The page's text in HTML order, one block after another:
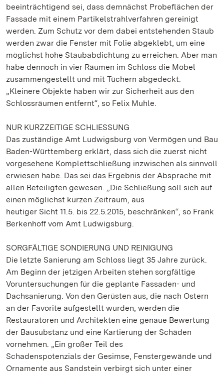
beeinträchtigend sei, dass demnächst Probeflächen der
Fassade mit einem Partikelstrahlverfahren gereinigt
werden. Zum Schutz vor dem dabei entstehenden Staub
werden zwar die Fenster mit Folie abgeklebt, um eine
möglichst hohe Staubabdichtung zu erreichen. Aber man
habe dennoch in vier Räumen im Schloss die Möbel
zusammengestellt und mit Tüchern abgedeckt.
„Kleinere Objekte haben wir zur Sicherheit aus den
Schlossräumen entfernt“, so Felix Muhle.
NUR KURZZEITIGE SCHLIESSUNG
Das zuständige Amt Ludwigsburg von Vermögen und Bau
Baden-Württemberg erklärt, dass sich die zuerst nicht
vorgesehene Komplettschließung inzwischen als sinnvoll
erwiesen habe. Das sei das Ergebnis der Absprache mit
allen Beteiligten gewesen. „Die Schließung soll sich auf
einen möglichst kurzen Zeitraum, aus
heutiger Sicht 11.5. bis 22.5.2015, beschränken“, so Frank
Berkenhoff vom Amt Ludwigsburg.
SORGFÄLTIGE SONDIERUNG UND REINIGUNG
Die letzte Sanierung am Schloss liegt 35 Jahre zurück.
Am Beginn der jetzigen Arbeiten stehen sorgfältige
Voruntersuchungen für die geplante Fassaden- und
Dachsanierung. Von den Gerüsten aus, die nach Ostern
an der Favorite aufgestellt wurden, werden die
Restauratoren und Architekten eine genaue Bewertung
der Bausubstanz und eine Kartierung der Schäden
vornehmen. „Ein großer Teil des
Schadenspotenzials der Gesimse, Fenstergewände und
Ornamente aus Sandstein verbirgt sich unter einer